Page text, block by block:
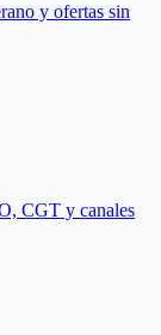
y ofertas sin
CGT y canales